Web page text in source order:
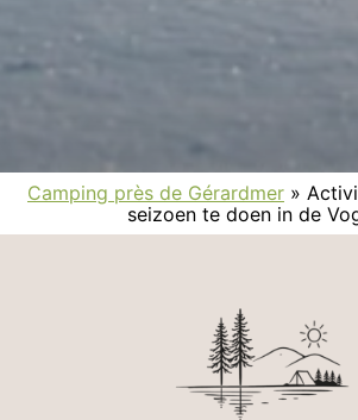
Camping près de Gérardmer »
seizoen te doen in de